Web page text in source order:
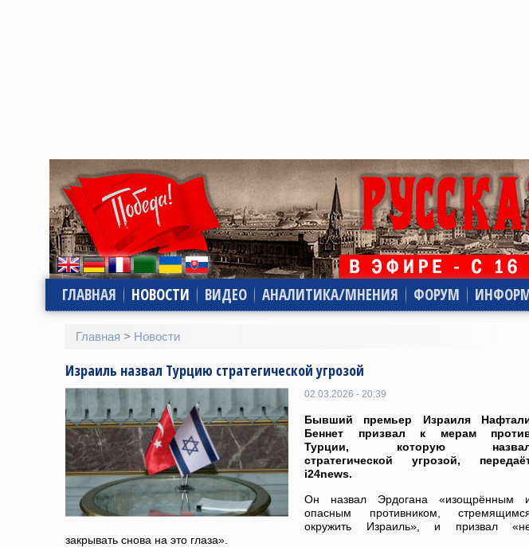
ГЛАВНАЯ НОВОСТИ ВИДЕО АНАЛИТИКА/МНЕНИЯ ФОРУМ
Главная > Новости
Израиль назвал Турцию стратегической угрозой
02.03.2026 - 20:39
Бывший премьер Израиля
Беннет призвал к мерам
Турции, которую
стратегической угрозой,
i24news.
Он назвал Эрдогана «изощрённым
опасным противником,
окружить Израиль», и призвал
закрывать снова на это глаза».